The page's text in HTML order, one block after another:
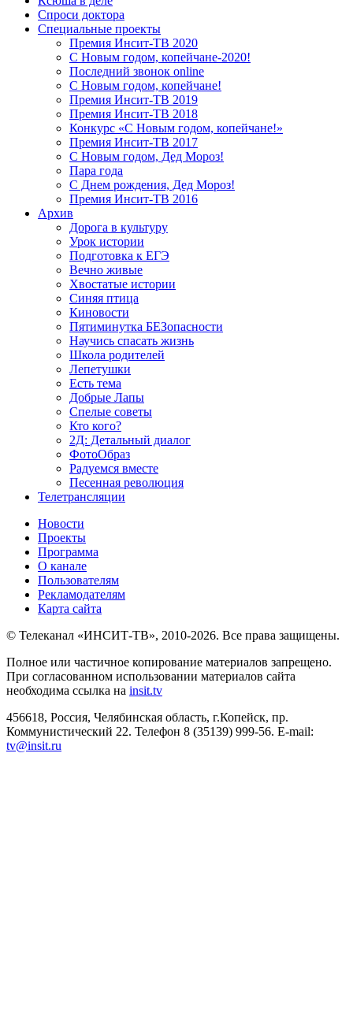
Спроси доктора
Специальные проекты
Премия Инсит-ТВ 2020
С Новым годом, копейчане-2020!
Последний звонок online
С Новым годом, копейчане!
Премия Инсит-ТВ 2019
Премия Инсит-ТВ 2018
Конкурс «С Новым годом, копейчане!»
Премия Инсит-ТВ 2017
С Новым годом, Дед Мороз!
Пара года
С Днем рождения, Дед Мороз!
Премия Инсит-ТВ 2016
Архив
Дорога в культуру
Урок истории
Подготовка к ЕГЭ
Вечно живые
Хвостатые истории
Синяя птица
Киновости
Пятиминутка БЕЗопасности
Научись спасать жизнь
Школа родителей
Лепетушки
Есть тема
Добрые Лапы
Спелые советы
Кто кого?
2Д: Детальный диалог
ФотоОбраз
Радуемся вместе
Песенная революция
Телетрансляции
Новости
Проекты
Программа
О канале
Пользователям
Рекламодателям
Карта сайта
© Телеканал «ИНСИТ-ТВ», 2010-2026. Все права защищены.
Полное или частичное копирование материалов запрещено.
При согласованном использовании материалов сайта
необходима ссылка на insit.tv
456618, Россия, Челябинская область, г.Копейск, пр.
Коммунистический 22. Телефон 8 (35139) 999-56. E-mail:
tv@insit.ru